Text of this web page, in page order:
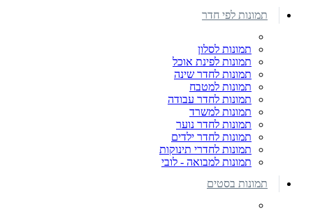
תמונות לפי חדר
תמונות לסלון
תמונות לפינת אוכל
תמונות לחדר שינה
תמונות למטבח
תמונות לחדר עבודה
תמונות למשרד
תמונות לחדר נוער
תמונות לחדר ילדים
תמונות לחדרי תינוקות
תמונות למבואה - לובי
תמונות בסטים